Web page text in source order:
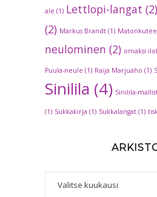
ale (1) Lettlopi-langat (2)
(2) Markus Brandt (1)
neulominen (2) omaksi
Puula-neule (1) Raija Marjuaho (1)
Sinilila (4) Sinilila-
(1) Sukkakirja (1) Sukkalangat (1)
Arkisto